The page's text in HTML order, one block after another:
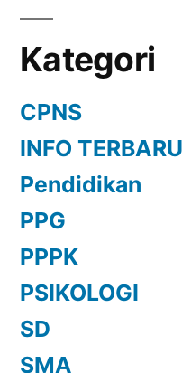
Kategori
CPNS
INFO TERBARU
Pendidikan
PPG
PPPK
PSIKOLOGI
SD
SMA